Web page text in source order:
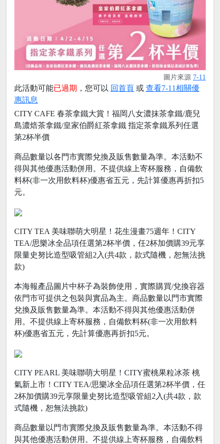
圖片來源 7-11
此活動可能已過期 ，您可以 回首頁 或 查看7-11相關優
惠訊息
CITY CAFE 春茶拿鐵大賞！福岡八女濃抹茶拿鐵/鹿兒
島濃焙茶拿鐵/皇家伯爵紅茶拿鐵 指定茶拿鐵系列任選
第2杯半價
商品數量以各門市實際兌換及販售數量為準。本活動不
得與其他優惠活動併用。不提供線上寄杯服務，自備飲
料杯(非一次用飲料杯)優惠省五元，先計算優惠再折扣5
元。
CITY TEA 美味聯萌大明星！花生漫畫75週年！CITY
TEA/思樂冰全品項任選第2杯半價，任2杯加價購39元享
限量史努比造型吸管組2入(共4款，款式隨機，恕無法挑
款)
本海報產品圖片中杯子為裝飾使用，實際購買/兌換容器
依門市可提供之包裝與實品為主。商品數量以門市實際
兌換及販售數量為準。本活動不得與其他優惠活動併
用。不提供線上寄杯服務，自備飲料杯(非一次用飲料
杯)優惠省五元，先計算優惠再折扣5元。
CITY PEARL 美味聯萌大明星！CITY蜜桃果粒冰茶 桃
氣新上市！CITY TEA/思樂冰全品項任選第2杯半價，任
2杯加價購39元享限量史努比造型吸管組2入(共4款，款
式隨機，恕無法挑款)
商品數量以門市實際兌換及販售數量為準。本活動不得
與其他優惠活動併用。不提供線上寄杯服務，自備飲料